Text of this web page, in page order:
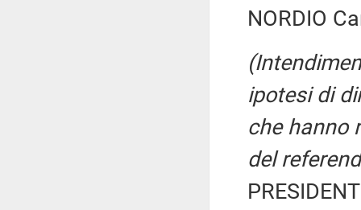
NORDIO
ipotesi di
che hanno
del